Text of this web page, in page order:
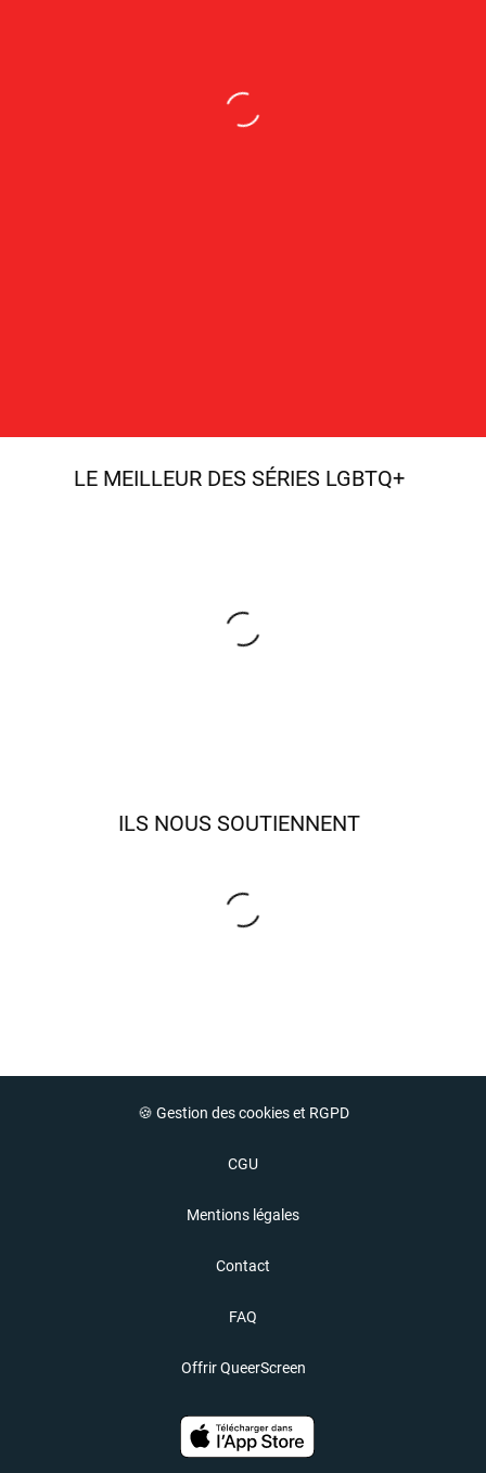
LE MEILLEUR DES SÉRIES LGBTQ+
ILS NOUS SOUTIENNENT
🍪 Gestion des cookies et RGPD
CGU
Mentions légales
Contact
FAQ
Offrir QueerScreen